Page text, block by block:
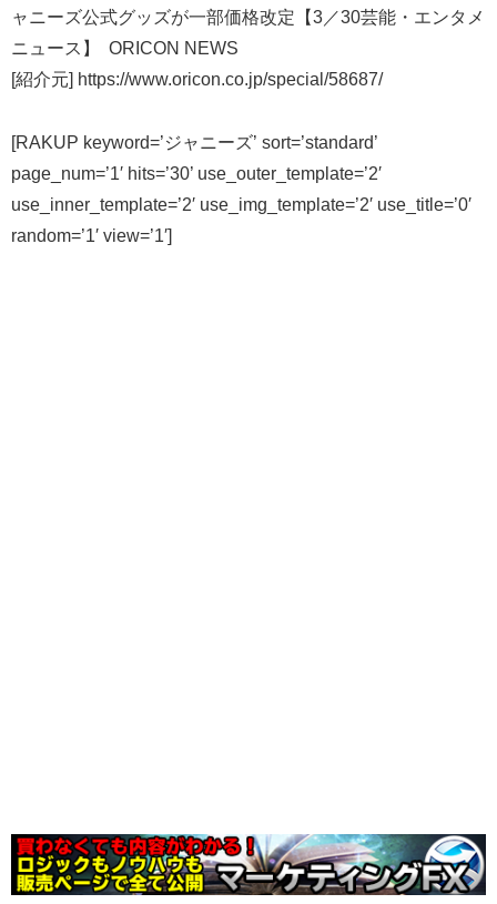
ャニーズ公式グッズが一部価格改定【3／30芸能・エンタメ
ニュース】 ORICON NEWS
[紹介元] https://www.oricon.co.jp/special/58687/
[RAKUP keyword=’ジャニーズ’ sort=’standard’
page_num=’1′ hits=’30’ use_outer_template=’2′
use_inner_template=’2′ use_img_template=’2′ use_title=’0′
random=’1′ view=’1′]